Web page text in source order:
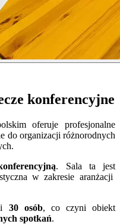
konferencyjne
oferuje profesjonalne
do organizacji różnorodnych
. Sala ta jest
w zakresie aranżacji
30 osób, co czyni obiekt
spotkań.